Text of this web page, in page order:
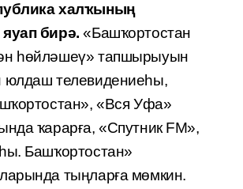
халҡының
бирә. «Башҡортостан
һөйләшеү» тапшырыуын
юлдаш телевидениеһы,
«Вся Уфа»
ҡарарға, «Спутник FM»,
Башҡортостан»
тыңларға мөмкин.